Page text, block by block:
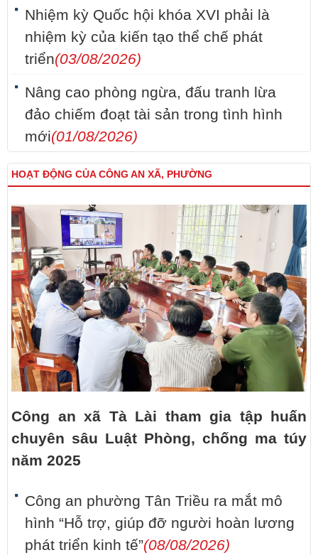
Nhiệm kỳ Quốc hội khóa XVI phải là
nhiệm kỳ của kiến tạo thể chế phát
triển(03/08/2026)
Nâng cao phòng ngừa, đấu tranh lừa
đảo chiếm đoạt tài sản trong tình hình
mới(01/08/2026)
HOẠT ĐỘNG CỦA CÔNG AN XÃ, PHƯỜNG
Công an xã Tà Lài tham gia tập huấn
chuyên sâu Luật Phòng, chống ma túy
năm 2025
Công an phường Tân Triều ra mắt mô
hình “Hỗ trợ, giúp đỡ người hoàn lương
phát triển kinh tế”(08/08/2026)